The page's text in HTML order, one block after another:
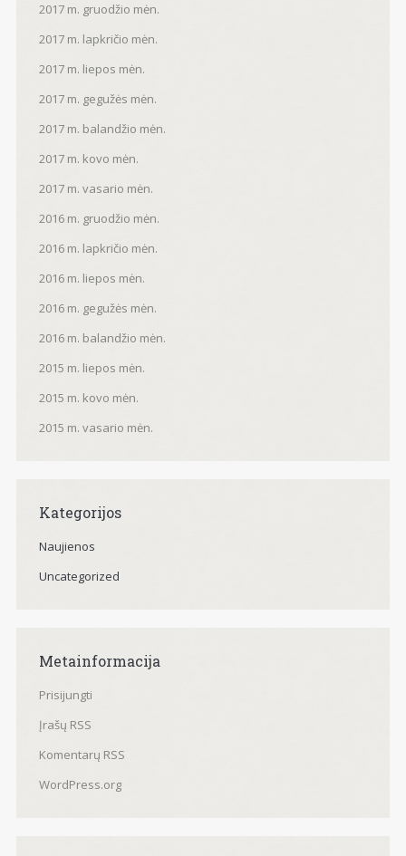
2017 m. gruodžio mėn.
2017 m. lapkričio mėn.
2017 m. liepos mėn.
2017 m. gegužės mėn.
2017 m. balandžio mėn.
2017 m. kovo mėn.
2017 m. vasario mėn.
2016 m. gruodžio mėn.
2016 m. lapkričio mėn.
2016 m. liepos mėn.
2016 m. gegužės mėn.
2016 m. balandžio mėn.
2015 m. liepos mėn.
2015 m. kovo mėn.
2015 m. vasario mėn.
Kategorijos
Naujienos
Uncategorized
Metainformacija
Prisijungti
Įrašų RSS
Komentarų RSS
WordPress.org